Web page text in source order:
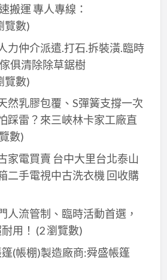
搬運 專人專線：
覽數)
力仲介派遣.打石.拆裝潢.臨時
俱清除除草鋸樹
覽數)
然乳膠包覆、S彈簧支撐一次
踩雷？來三峽林卡家工廠直
數)
家電買賣 台中大里台北泰山
二手電視中古洗衣機 回收購
人流管制、臨時活動首選，
用！ (2 瀏覽數)
(帳棚)製造廠商:舜盛帳篷